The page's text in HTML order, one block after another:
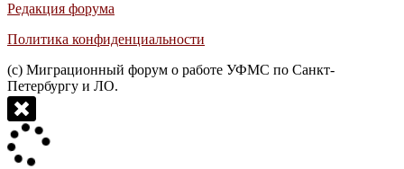
Редакция форума
Политика конфиденциальности
(с) Миграционный форум о работе УФМС по Санкт-
Петербургу и ЛО.